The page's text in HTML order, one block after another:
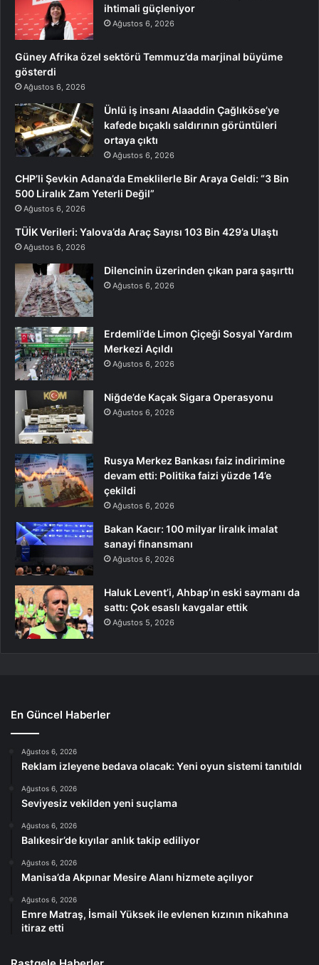
ihtimali güçleniyor
Ağustos 6, 2026
Güney Afrika özel sektörü Temmuz’da marjinal büyüme
gösterdi
Ağustos 6, 2026
Ünlü iş insanı Alaaddin Çağlıköse’ye
kafede bıçaklı saldırının görüntüleri
ortaya çıktı
Ağustos 6, 2026
CHP’li Şevkin Adana’da Emeklilerle Bir Araya Geldi: “3 Bin
500 Liralık Zam Yeterli Değil”
Ağustos 6, 2026
TÜİK Verileri: Yalova’da Araç Sayısı 103 Bin 429’a Ulaştı
Ağustos 6, 2026
Dilencinin üzerinden çıkan para şaşırttı
Ağustos 6, 2026
Erdemli’de Limon Çiçeği Sosyal Yardım
Merkezi Açıldı
Ağustos 6, 2026
Niğde’de Kaçak Sigara Operasyonu
Ağustos 6, 2026
Rusya Merkez Bankası faiz indirimine
devam etti: Politika faizi yüzde 14’e
çekildi
Ağustos 6, 2026
Bakan Kacır: 100 milyar liralık imalat
sanayi finansmanı
Ağustos 6, 2026
Haluk Levent’i, Ahbap’ın eski saymanı da
sattı: Çok esaslı kavgalar ettik
Ağustos 5, 2026
En Güncel Haberler
Ağustos 6, 2026
Reklam izleyene bedava olacak: Yeni oyun sistemi tanıtıldı
Ağustos 6, 2026
Seviyesiz vekilden yeni suçlama
Ağustos 6, 2026
Balıkesir’de kıyılar anlık takip ediliyor
Ağustos 6, 2026
Manisa’da Akpınar Mesire Alanı hizmete açılıyor
Ağustos 6, 2026
Emre Matraş, İsmail Yüksek ile evlenen kızının nikahına
itiraz etti